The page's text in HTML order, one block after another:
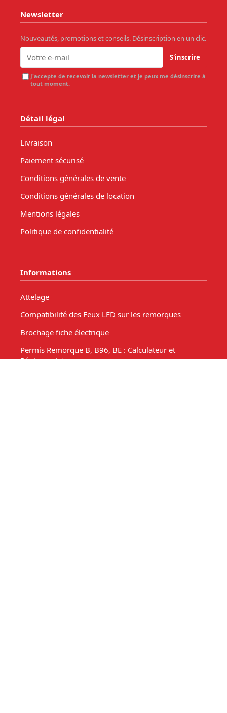
Newsletter
Nouveautés, promotions et conseils. Désinscription en un clic.
S'inscrire
J'accepte de recevoir la newsletter et je peux me désinscrire à
tout moment.
Détail légal
Livraison
Paiement sécurisé
Conditions générales de vente
Conditions générales de location
Mentions légales
Politique de confidentialité
Informations
Attelage
Compatibilité des Feux LED sur les remorques
Brochage fiche électrique
Permis Remorque B, B96, BE : Calculateur et
Réglementation